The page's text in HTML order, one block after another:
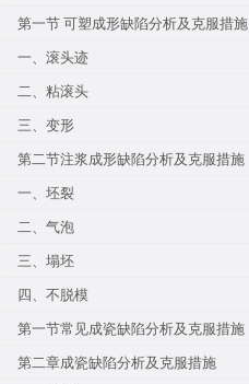
第一节 可塑成形缺陷分析及克服措施
一、滚头迹
二、粘滚头
三、变形
第二节注浆成形缺陷分析及克服措施
一、坯裂
二、气泡
三、塌坯
四、不脱模
第一节常见成瓷缺陷分析及克服措施
第二章成瓷缺陷分析及克服措施